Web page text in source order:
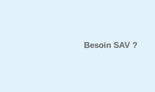
Besoin SAV ?